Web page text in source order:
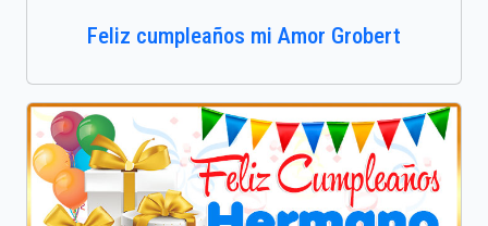
Feliz cumpleaños mi Amor Grobert